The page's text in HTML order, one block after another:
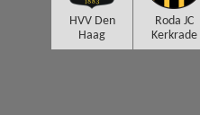
HVV Den
Haag
Roda JC
Kerkrade